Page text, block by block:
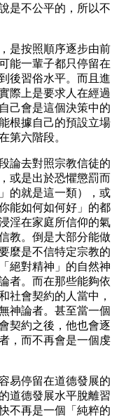
是不公平的，所以不
是按照順序逐步由前
能一輩子都只停留在
後習俗水平。而且進
際上是要求人在經過
己會是這個決策中的
根據自己的預設立場
第六階段。
論去對照宗教信徒的
或是出於恐懼懲罰而
的就是這一類），或
能如何如何好」的都
淫在家庭所信仰的氣
教。倒是大部分能做
麼是不信特定宗教的
絕對精神」的自然神
者。而在那些能夠依
社會契約的人當中，
神論者。甚至當一個
契約之後，他也會逐
，而不再會是一個虔
易停留在道德發展的
道德發展水平脫離習
不再是一個「純粹的